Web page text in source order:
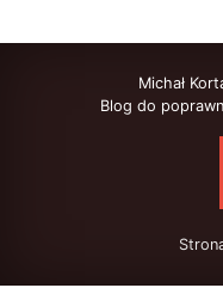
Michał
Blog do